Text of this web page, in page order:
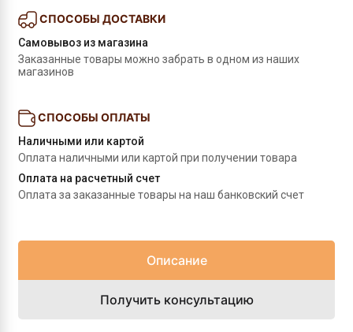
СПОСОБЫ ДОСТАВКИ
Самовывоз из магазина
Заказанные товары можно забрать в одном из наших
магазинов
СПОСОБЫ ОПЛАТЫ
Наличными или картой
Оплата наличными или картой при получении товара
Оплата на расчетный счет
Оплата за заказанные товары на наш банковский счет
Описание
Получить консультацию